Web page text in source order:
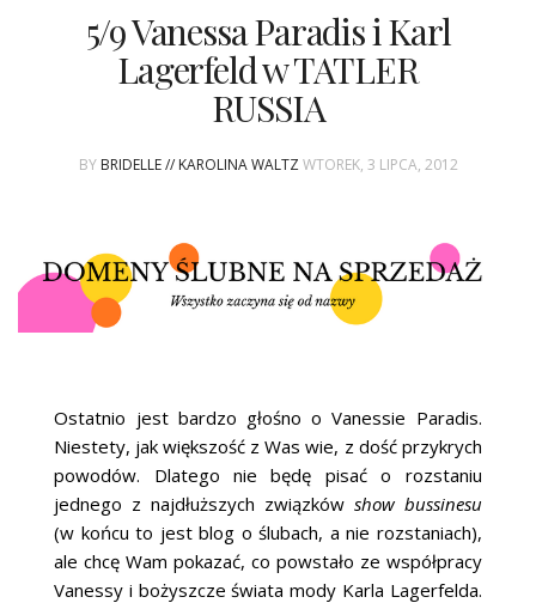
KONKURSY
POLECANE FIRMY
{HOT SEXY BEST}
BRI GROUP
MAGAZYNY
ARCHIWUM
5/9 Vanessa Paradis i Karl
Lagerfeld w TATLER
RUSSIA
BY BRIDELLE // KAROLINA WALTZ WTOREK, 3 LIPCA, 2012
Ostatnio jest bardzo głośno o Vanessie Paradis.
Niestety, jak większość z Was wie, z dość przykrych
powodów. Dlatego nie będę pisać o rozstaniu
jednego z najdłuższych związków show bussinesu
(w końcu to jest blog o ślubach, a nie rozstaniach),
ale chcę Wam pokazać, co powstało ze współpracy
Vanessy i bożyszcze świata mody Karla Lagerfelda.